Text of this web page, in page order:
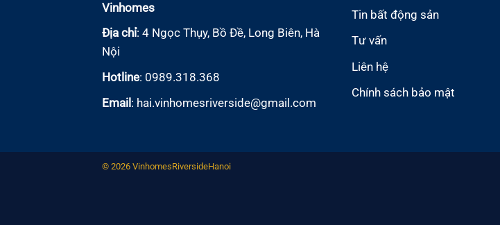
Vinhomes
Địa chỉ: 4 Ngọc Thụy, Bồ Đề, Long Biên, Hà
Nội
Hotline: 0989.318.368
Email: hai.vinhomesriverside@gmail.com
Tin bất động sản
Tư vấn
Liên hệ
Chính sách bảo mật
© 2026 VinhomesRiversideHanoi